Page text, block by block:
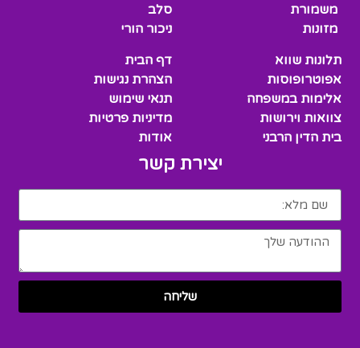
משמורת
מזונות
סלב
ניכור הורי
תלונות שווא
אפוטרופוסות
אלימות במשפחה
צוואות וירושות
בית הדין הרבני
דף הבית
הצהרת נגישות
תנאי שימוש
מדיניות פרטיות
אודות
יצירת קשר
שליחה